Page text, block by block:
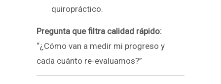
quiropráctico.
Pregunta que filtra calidad rápido:
“¿Cómo van a medir mi progreso y
cada cuánto re-evaluamos?”